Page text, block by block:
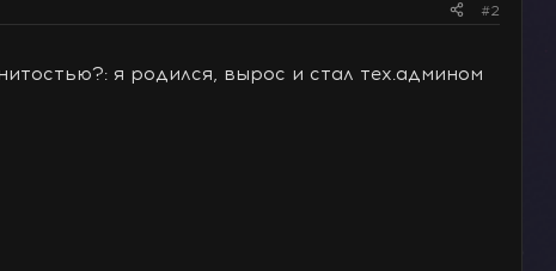
#2
я родился, вырос и стал тех.админом